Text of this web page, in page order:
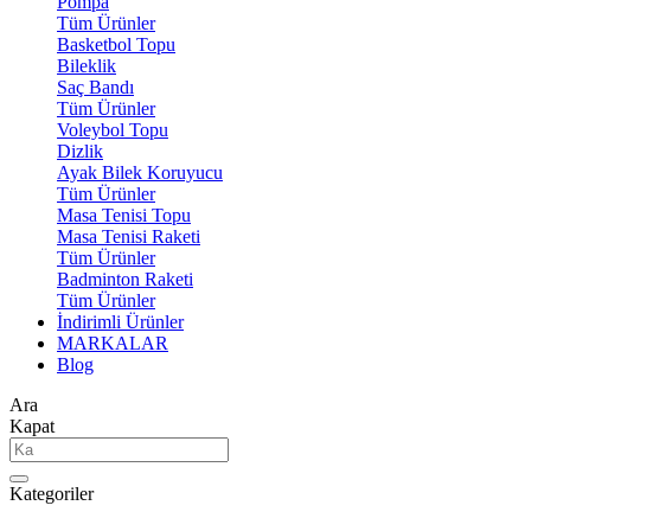
Tüm Ürünler
Basketbol Topu
Bileklik
Saç Bandı
Tüm Ürünler
Voleybol Topu
Dizlik
Ayak Bilek Koruyucu
Tüm Ürünler
Masa Tenisi Topu
Masa Tenisi Raketi
Tüm Ürünler
Badminton Raketi
Tüm Ürünler
İndirimli Ürünler
MARKALAR
Blog
Ara
Kapat
Kategoriler